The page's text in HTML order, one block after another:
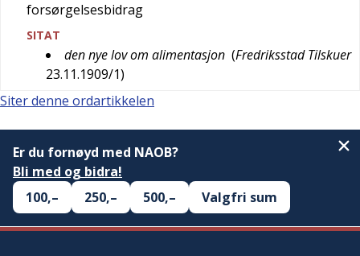
forsørgelsesbidrag
SITAT
den nye lov om alimentasjon (Fredriksstad Tilskuer
23.11.1909/1)
Siter denne ordartikkelen
Er du fornøyd med NAOB?
Bli med og bidra!
100,–
250,– 500,– Valgfri sum